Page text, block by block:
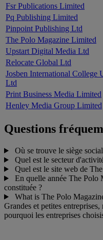
Fsr Publications Limited
Pq Publishing Limited
Pinpoint Publishing Ltd
The Polo Magazine Limited
Upstart Digital Media Ltd
Relocate Global Ltd
Josben International College
Ltd
Print Business Media Limited
Henley Media Group Limited
Questions
Où se trouve le siège
Quel est le secteur
Quel est le site web de
En quelle année The Polo
constituée ?
What is The Polo
Grandes et petites
pourquoi les entreprises